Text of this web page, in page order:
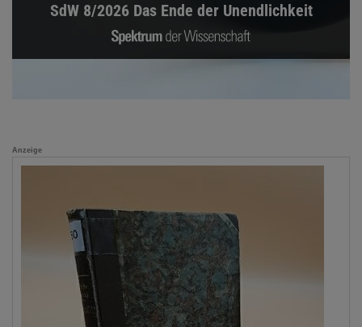
SdW 8/2026 Das Ende der Unendlichkeit
Anzeige